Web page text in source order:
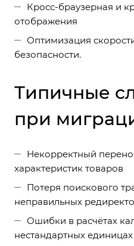
Кросс-браузерная и
отображения
Оптимизация
безопасности.
Типичные
при
Некорректный
характеристик товаров
Потеря поискового
неправильных
Ошибки в расчётах
нестандартных